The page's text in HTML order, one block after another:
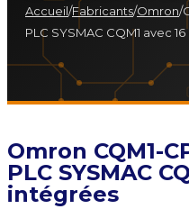
Accueil/Fabricants/Omron/
PLC SYSMAC CQM1 avec
Omron CQM1-
PLC SYSMAC
intégrées